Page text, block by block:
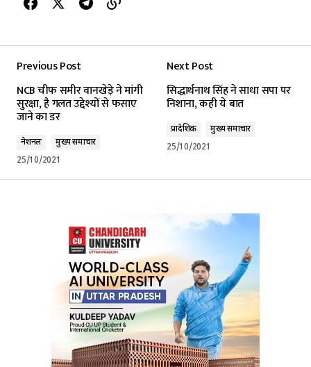
Previous Post
NCB चीफ समीर वानखेड़े ने मांगी
सुरक्षा, है गलत उद्देश्यों से फसाए
जाने का डर
नेशनल
मुख्य समाचार
25/10/2021
Next Post
सिद्धार्थनाथ सिंह ने साधा सपा पर
निशाना, कही ये बात
प्रादेशिक
मुख्य समाचार
25/10/2021